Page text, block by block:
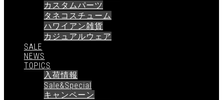
カスタムパーツ
タネコスチューム
ハワイアン雑貨
カジュアルウェア
SALE
NEWS
TOPICS
入荷情報
Sale&Special
キャンペーン